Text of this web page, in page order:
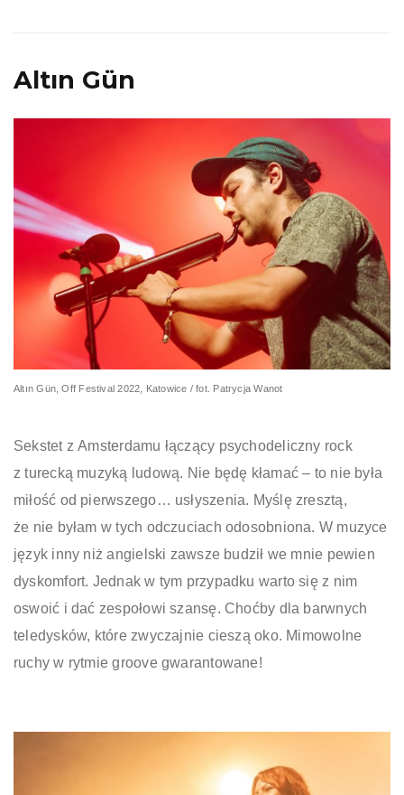
Altın Gün
Altın Gün, Off Festival 2022, Katowice / fot. Patrycja Wanot
Sekstet z Amsterdamu łączący psychodeliczny rock
z turecką muzyką ludową. Nie będę kłamać – to nie była
miłość od pierwszego… usłyszenia. Myślę zresztą,
że nie byłam w tych odczuciach odosobniona. W muzyce
język inny niż angielski zawsze budził we mnie pewien
dyskomfort. Jednak w tym przypadku warto się z nim
oswoić i dać zespołowi szansę. Choćby dla barwnych
teledysków, które zwyczajnie cieszą oko. Mimowolne
ruchy w rytmie groove gwarantowane!